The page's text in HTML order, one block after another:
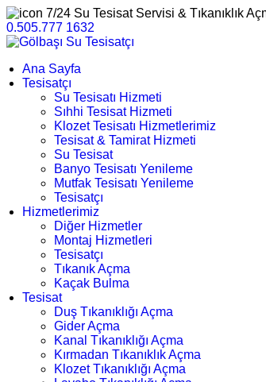
7/24 Su Tesisat Servisi & Tıkanıklık
0.505.777 1632
Ana Sayfa
Tesisatçı
Su Tesisatı Hizmeti
Sıhhi Tesisat Hizmeti
Klozet Tesisatı Hizmetlerimiz
Tesisat & Tamirat Hizmeti
Su Tesisat
Banyo Tesisatı Yenileme
Mutfak Tesisatı Yenileme
Tesisatçı
Hizmetlerimiz
Diğer Hizmetler
Montaj Hizmetleri
Tesisatçı
Tıkanık Açma
Kaçak Bulma
Tesisat
Duş Tıkanıklığı Açma
Gider Açma
Kanal Tıkanıklığı Açma
Kırmadan Tıkanıklık Açma
Klozet Tıkanıklığı Açma